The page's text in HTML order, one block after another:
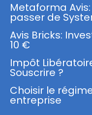
Metaforma
passer de
Avis Bricks:
10 €
Impôt
Souscrire ?
Choisir le
entreprise